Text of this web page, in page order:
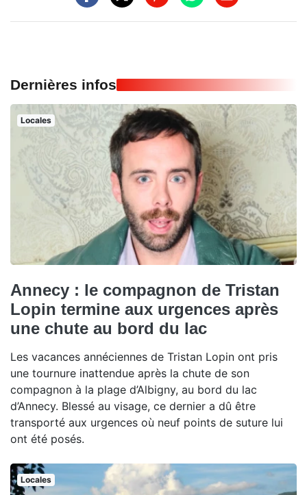
Dernières infos
Locales
Annecy : le compagnon de Tristan
Lopin termine aux urgences après
une chute au bord du lac
Les vacances annéciennes de Tristan Lopin ont pris
une tournure inattendue après la chute de son
compagnon à la plage d’Albigny, au bord du lac
d’Annecy. Blessé au visage, ce dernier a dû être
transporté aux urgences où neuf points de suture lui
ont été posés.
Locales